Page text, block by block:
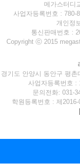
메가스터디
사업자등록번호 : 780-
개인정
통신판매번호 :
Copyright ⓒ 2015
경기도 안양시 동안구 평
사업자등록번호 :
문의전화: 031-
학원등록번호 : 제